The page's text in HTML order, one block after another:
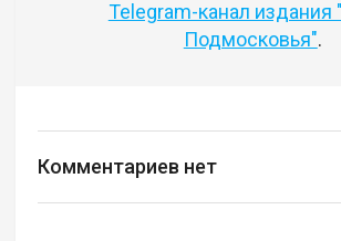
Telegram-канал издания
Подмосковья".
Комментариев нет